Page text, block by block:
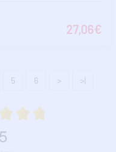
27,06€
5 6 > >|
a recenzie zákazníkov
4.8 z 5
5